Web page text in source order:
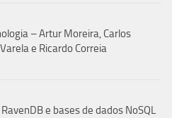
– Artur Moreira, Carlos
e Ricardo Correia
e bases de dados NoSQL